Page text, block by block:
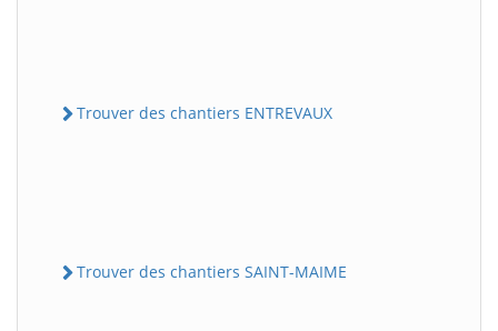
Trouver des chantiers ENTREVAUX
Trouver des chantiers SAINT-MAIME